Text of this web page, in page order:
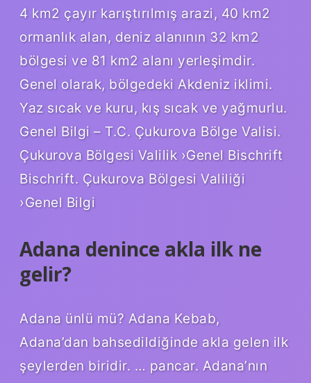
4 km2 çayır karıştırılmış arazi, 40 km2
ormanlık alan, deniz alanının 32 km2
bölgesi ve 81 km2 alanı yerleşimdir.
Genel olarak, bölgedeki Akdeniz iklimi.
Yaz sıcak ve kuru, kış sıcak ve yağmurlu.
Genel Bilgi – T.C. Çukurova Bölge Valisi.
Çukurova Bölgesi Valilik ›Genel Bischrift
Bischrift. Çukurova Bölgesi Valiliği
›Genel Bilgi
Adana denince akla ilk ne
gelir?
Adana ünlü mü? Adana Kebab,
Adana’dan bahsedildiğinde akla gelen ilk
şeylerden biridir. … pancar. Adana’nın